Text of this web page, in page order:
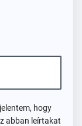
hogy
abban leírtakat